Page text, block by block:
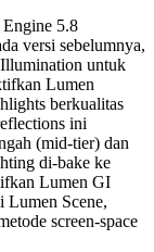
Engine 5.8
versi sebelumnya,
untuk
Lumen
berkualitas
ini
(mid-tier) dan
di-bake ke
Lumen GI
Lumen Scene,
screen-space